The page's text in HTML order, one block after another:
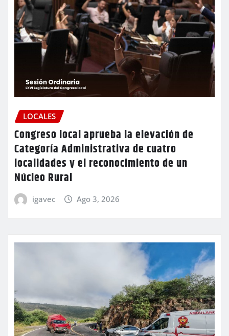
LOCALES
Congreso local aprueba la elevación de
Categoría Administrativa de cuatro
localidades y el reconocimiento de un
Núcleo Rural
igavec Ago 3, 2026